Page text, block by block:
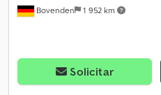
Bovenden 1 952 km
Solicitar